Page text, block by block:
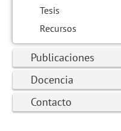
Tesis
Recursos
Publicaciones
Docencia
Contacto